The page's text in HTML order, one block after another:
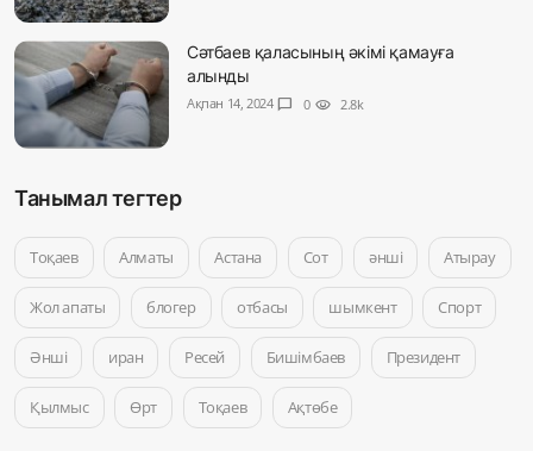
Сәтбаев қаласының әкімі қамауға
алынды
Ақпан 14, 2024 chat_bubble 0 visibility 2.8k
Танымал тегтер
Тоқаев Алматы Астана Сот әнші Атырау
Жол апаты блогер отбасы шымкент Спорт
Әнші иран Ресей Бишімбаев Президент
Қылмыс Өрт Тоқаев Ақтөбе